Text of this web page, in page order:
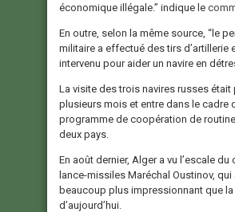
économique illégale.” indique le
En outre, selon la même source, “le
militaire a effectué des tirs d’artillerie
intervenu pour aider un navire en
La visite des trois navires russes était
plusieurs mois et entre dans le cadre
programme de coopération de
deux pays.
En août dernier, Alger a vu l’escale du
lance-missiles Maréchal Oustinov, qui
beaucoup plus impressionnant que
d’aujourd’hui.